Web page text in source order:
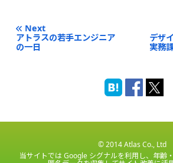
Next
アトラスの若手エンジニア
の一日
デザ
実務
© 2014 Atlas Co., Ltd
当サイトでは Google シグナルを利用し、年齢